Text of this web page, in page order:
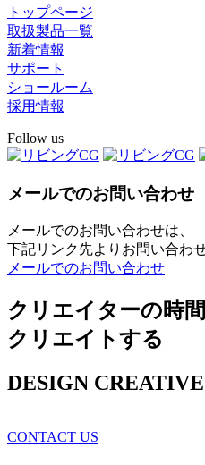
トップページ
取扱製品一覧
新着情報
サポート
ショールーム
採用情報
Follow us
メールでのお問い合わせ
メールでのお問い合わせは、
下記リンク先よりお問い合わ
メールでのお問い合わせ
クリエイターの時
クリエイトする
DESIGN
CONTACT US